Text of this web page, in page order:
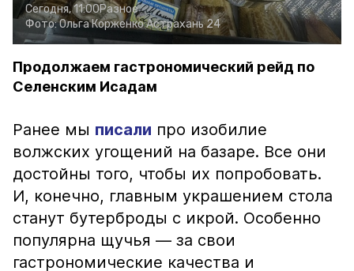
Сегодня, 11:00Разное
Фото:Ольга КорженкоАстрахань 24
Продолжаем гастрономический рейд по
Селенским Исадам
Ранее мы писали про изобилие
волжских угощений на базаре. Все они
достойны того, чтобы их попробовать.
И, конечно, главным украшением стола
станут бутерброды с икрой. Особенно
популярна щучья — за свои
гастрономические качества и